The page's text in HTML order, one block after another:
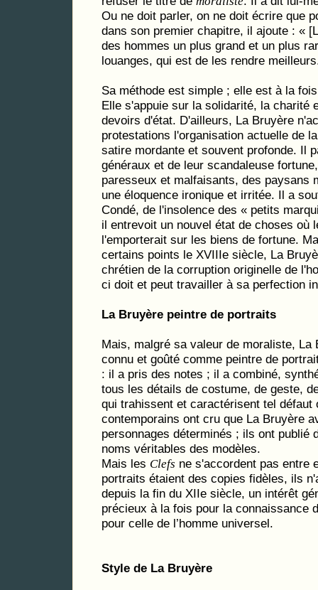
Ou ne doit parler, on ne doit écrire que
dans son premier chapitre, il ajoute : «
des hommes un plus grand et un plus
louanges, qui est de les rendre
Sa méthode est simple ; elle est à la
Elle s'appuie sur la solidarité, la charité
devoirs d'état. D'ailleurs, La Bruyère
protestations l'organisation actuelle de
satire mordante et souvent profonde. Il
généraux et de leur scandaleuse
paresseux et malfaisants, des paysans
une éloquence ironique et irritée. Il a
Condé, de l'insolence des « petits
il entrevoit un nouvel état de choses où
l'emporterait sur les biens de fortune.
certains points le XVIIIe siècle, La
chrétien de la corruption originelle de
ci doit et peut travailler à sa perfection
La Bruyère peintre de portraits
Mais, malgré sa valeur de moraliste, La
connu et goûté comme peintre de
: il a pris des notes ; il a combiné,
tous les détails de costume, de geste,
qui trahissent et caractérisent tel défaut
contemporains ont cru que La Bruyère
personnages déterminés ; ils ont publié
noms véritables des modèles.
Mais les Clefs ne s'accordent pas entre
portraits étaient des copies fidèles, ils
depuis la fin du XIIe siècle, un intérêt
précieux à la fois pour la connaissance
pour celle de l’homme universel.
Style de La Bruyère